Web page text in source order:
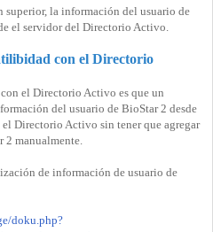
superior, la información del usuario de
el servidor del Directorio Activo.
con el Directorio
el Directorio Activo es que un
del usuario de BioStar 2 desde
Directorio Activo sin tener que agregar
manualmente.
de información de usuario de
doku.php?